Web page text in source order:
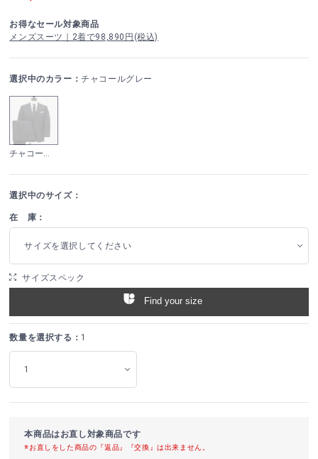
お得なセール対象商品
メンズスーツ｜2着で98,890円(税込)
選択中のカラー：チャコールグレー
チャコールグレー
選択中のサイズ：
在 庫：
サイズを選択してください
サイズスペック
Find your size
数量を選択する： 1
本商品はお直し対象商品です
※お直しをした商品の『返品』『交換』は出来ません。